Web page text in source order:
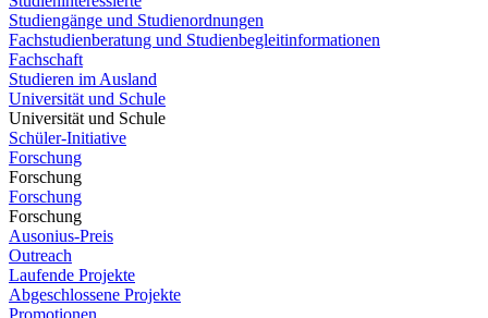
Studiengänge und Studienordnungen
Fachstudienberatung und Studienbegleitinformationen
Fachschaft
Studieren im Ausland
Universität und Schule
Universität und Schule
Schüler-Initiative
Forschung
Forschung
Forschung
Forschung
Ausonius-Preis
Outreach
Laufende Projekte
Abgeschlossene Projekte
Promotionen